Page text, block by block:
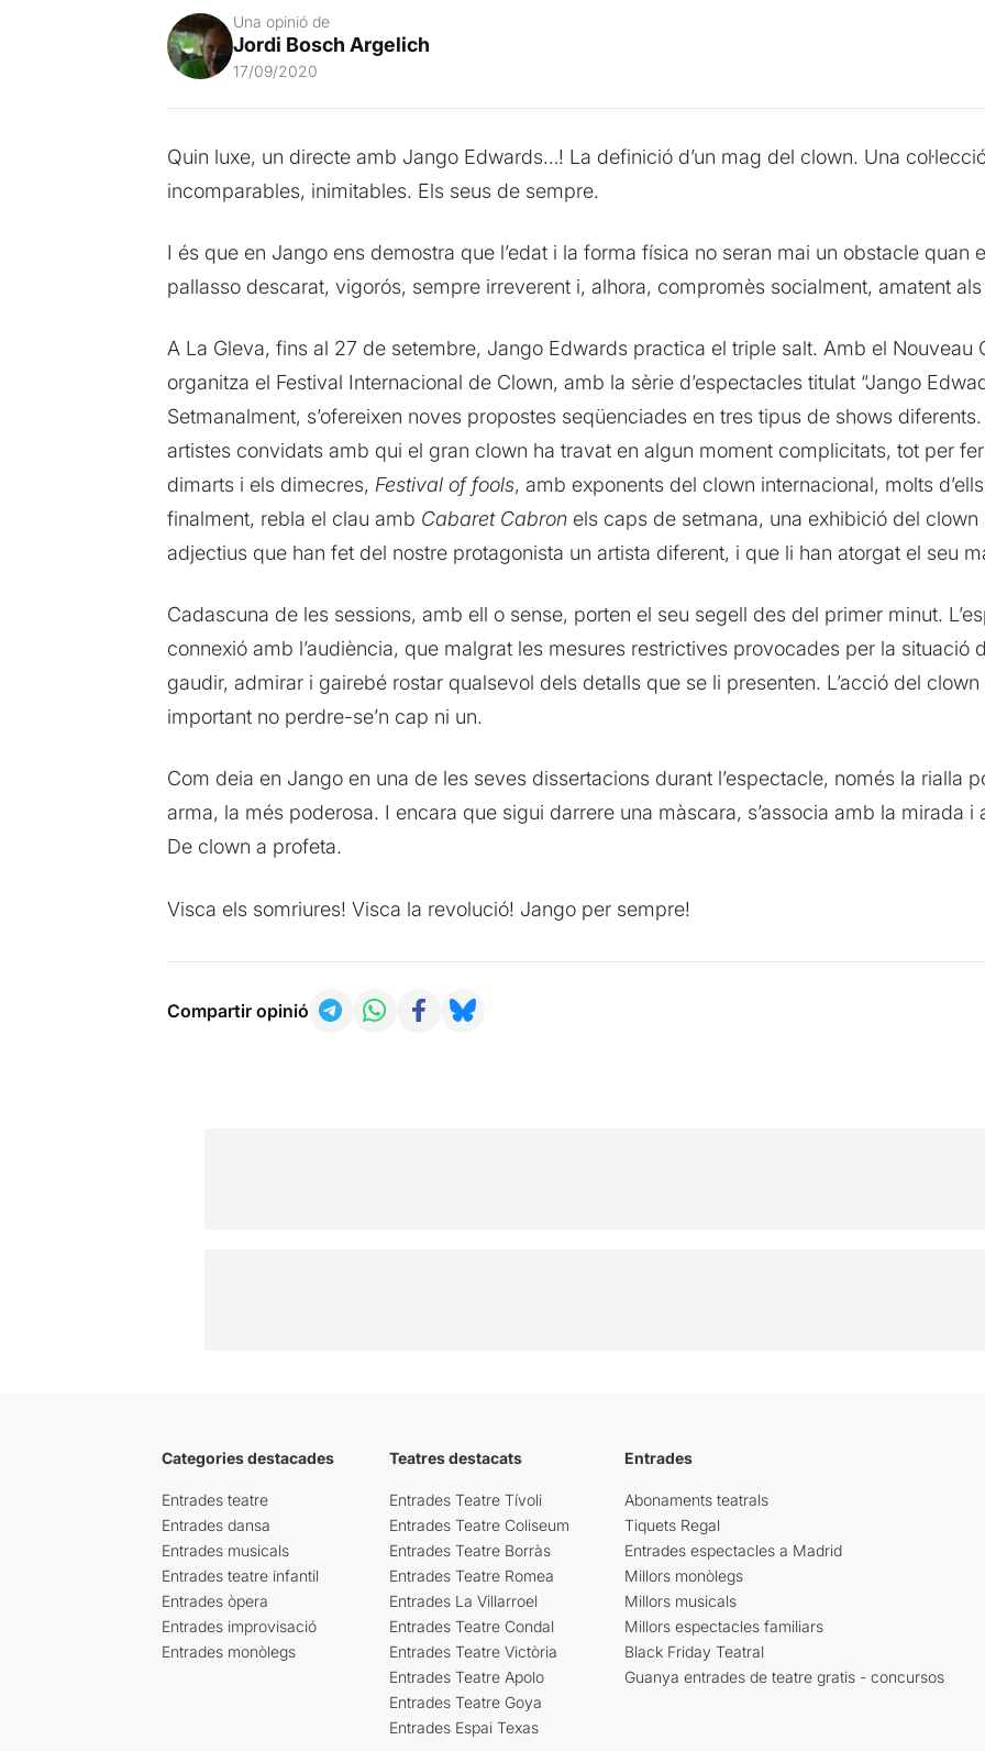
Una opinió de
Jordi Bosch Argelich
17/09/2020
Quin luxe, un directe amb Jango Edwards…! La definició d’un mag del clown. Una
incomparables, inimitables. Els seus de sempre.
I és que en Jango ens demostra que l’edat i la forma física no seran mai un obstacle quan
pallasso descarat, vigorós, sempre irreverent i, alhora, compromès socialment, amatent
A La Gleva, fins al 27 de setembre, Jango Edwards practica el triple salt. Amb el Nouveau
organitza el Festival Internacional de Clown, amb la sèrie d’espectacles titulat “Jango
Setmanalment, s’ofereixen noves propostes seqüenciades en tres tipus de shows
artistes convidats amb qui el gran clown ha travat en algun moment complicitats, tot per fer
dimarts i els dimecres, Festival of fools, amb exponents del clown internacional, molts
finalment, rebla el clau amb Cabaret Cabronels caps de setmana, una exhibició del clown
adjectius que han fet del nostre protagonista un artista diferent, i que li han atorgat el seu
Cadascuna de les sessions, amb ell o sense, porten el seu segell des del primer minut.
connexió amb l’audiència, que malgrat les mesures restrictives provocades per la situació
gaudir, admirar i gairebé rostar qualsevol dels detalls que se li presenten. L’acció del
important no perdre-se’n cap ni un.
Com deia en Jango en una de les seves dissertacions durant l’espectacle, només la rialla
arma, la més poderosa. I encara que sigui darrere una màscara, s’associa amb la mirada
De clown a profeta.
Visca els somriures! Visca la revolució! Jango per sempre!
Compartir opinió
Categories destacades
Entrades teatre
Entrades dansa
Entrades musicals
Entrades teatre infantil
Entrades òpera
Entrades improvisació
Entrades monòlegs
Teatres destacats
Entrades Teatre Tívoli
Entrades Teatre Coliseum
Entrades Teatre Borràs
Entrades Teatre Romea
Entrades La Villarroel
Entrades Teatre Condal
Entrades Teatre Victòria
Entrades Teatre Apolo
Entrades Teatre Goya
Entrades Espai Texas
Entrades
Abonaments teatrals
Tiquets Regal
Entrades espectacles a Madrid
Millors monòlegs
Millors musicals
Millors espectacles familiars
Black Friday Teatral
Guanya entrades de teatre gratis - concursos